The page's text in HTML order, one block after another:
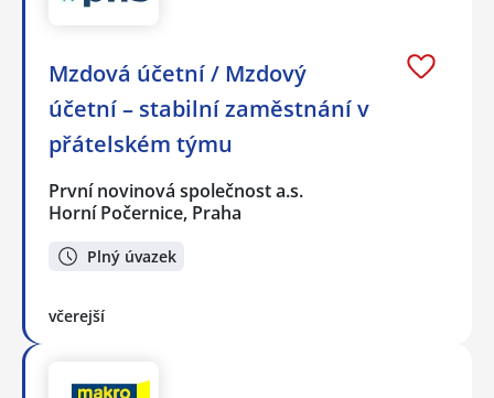
Mzdová účetní / Mzdový
účetní – stabilní zaměstnání v
přátelském týmu
První novinová společnost a.s.
Horní Počernice, Praha
Plný úvazek
včerejší